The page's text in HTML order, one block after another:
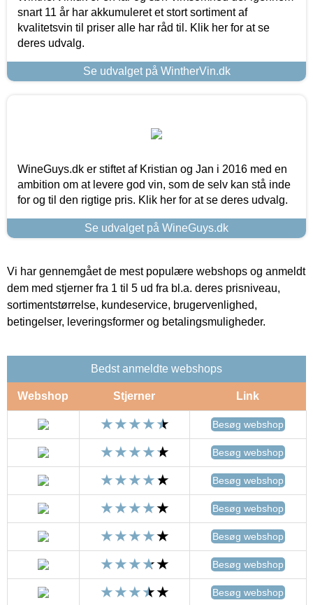
snart 11 år har akkumuleret et stort sortiment af
kvalitetsvin til priser alle har råd til. Klik her for at se
deres udvalg.
Se udvalget på WintherVin.dk
WineGuys.dk er stiftet af Kristian og Jan i 2016 med en
ambition om at levere god vin, som de selv kan stå inde
for og til den rigtige pris. Klik her for at se deres udvalg.
Se udvalget på WineGuys.dk
Vi har gennemgået de mest populære webshops og anmeldt
dem med stjerner fra 1 til 5 ud fra bl.a. deres prisniveau,
sortimentstørrelse, kundeservice, brugervenlighed,
betingelser, leveringsformer og betalingsmuligheder.
Bedst anmeldte webshops
Webshop Stjerner Link
Besøg webshop
Besøg webshop
Besøg webshop
Besøg webshop
Besøg webshop
Besøg webshop
Besøg webshop